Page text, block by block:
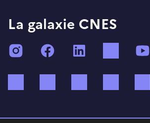
La galaxie CNES
InstagramFacebook TikTok